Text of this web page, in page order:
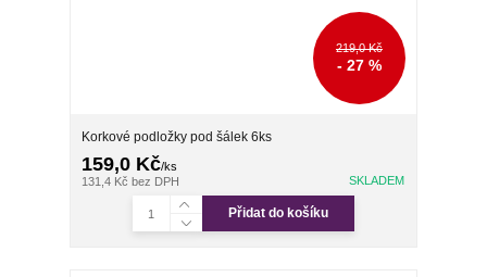
219,0 Kč
- 27 %
Korkové podložky pod šálek 6ks
159,0 Kč/ks
131,4 Kč bez DPH SKLADEM
Přidat do košíku